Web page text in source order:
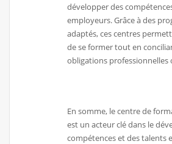
développer des
employeurs. Grâce à des
adaptés, ces centres
de se former tout en
obligations professionnelles
En somme, le centre de
est un acteur clé dans le
compétences et des talents